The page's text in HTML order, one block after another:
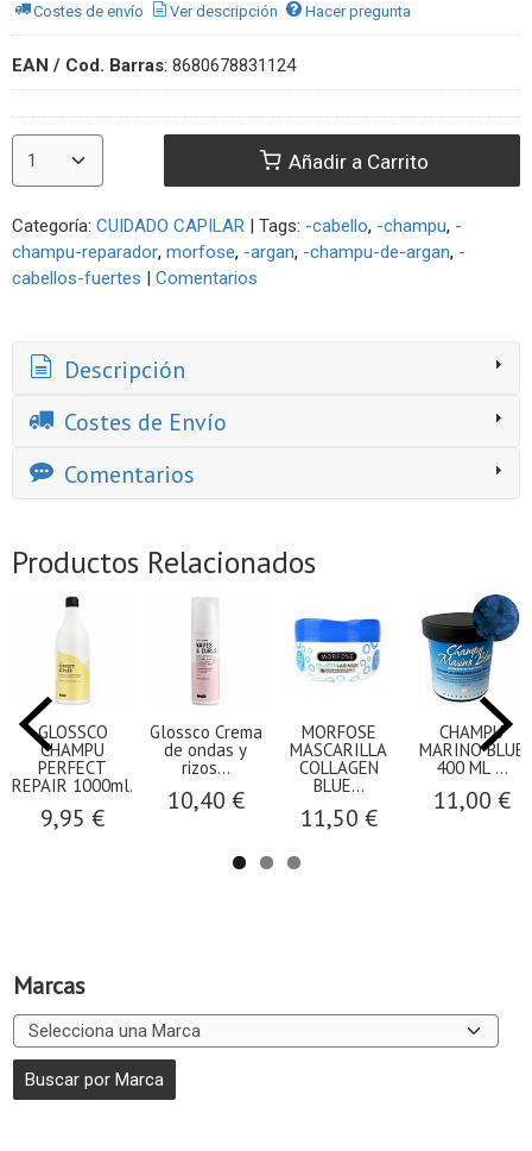
Marcas
Costes de envío Ver descripción Hacer pregunta
EAN / Cod. Barras: 8680678831124
Añadir a Carrito
Categoría: CUIDADO CAPILAR | Tags: -cabello -champu -
champu-reparador morfose -argan -champu-de-argan -
cabellos-fuertes | Comentarios
Descripción
Costes de Envío
Comentarios
Productos Relacionados
GLOSSCO
CHAMPU
PERFECT
REPAIR 1000ml.
9,95 €
Glossco Crema
de ondas y
rizos...
10,40 €
MORFOSE
MASCARILLA
COLLAGEN
BLUE...
11,50 €
CHAMPU
MARINO BLUE
400 ML ...
11,00 €